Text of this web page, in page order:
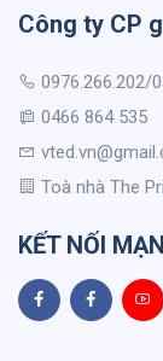
Công ty CP
0976.266.202/
0466 864 535
Toà nhà The
KẾT NỐI